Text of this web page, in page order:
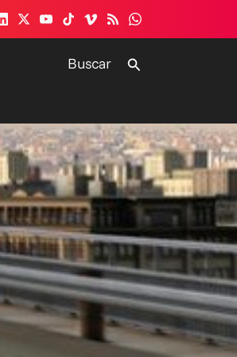
Buscar Buscar